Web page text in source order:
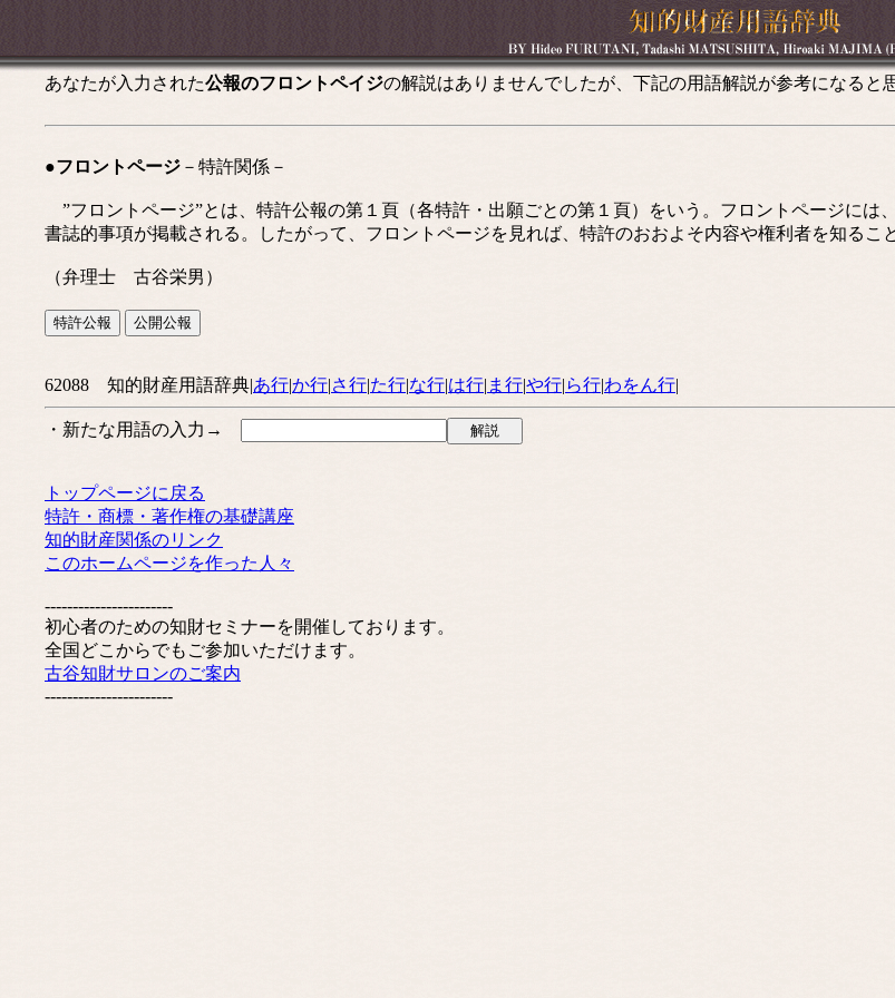
あなたが入力された公報のフロントペイジの解説はありませんでしたが、下記の用語解説が参考になると
●フロントページ －特許関係－
”フロントページ”とは、特許公報の第１頁（各特許・出願ごとの第１頁）をいう。フロントページに
書誌的事項が掲載される。したがって、フロントページを見れば、特許のおおよそ内容や権利者を知るこ
（弁理士 古谷栄男）
62088 知的財産用語辞典|あ行|か行|さ行|た行|な行|は行| ま行|や行|ら行|わをん行|
・新たな用語の入力→
トップページに戻る
特許・商標・著作権の基礎講座
知的財産関係のリンク
このホームページを作った人々
-----------------------
初心者のための知財セミナーを開催しております。
全国どこからでもご参加いただけます。
古谷知財サロンのご案内
-----------------------